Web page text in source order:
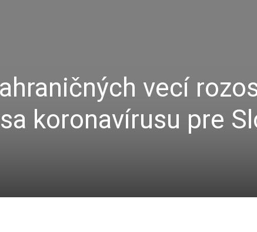
vecí
koronavírusu pre